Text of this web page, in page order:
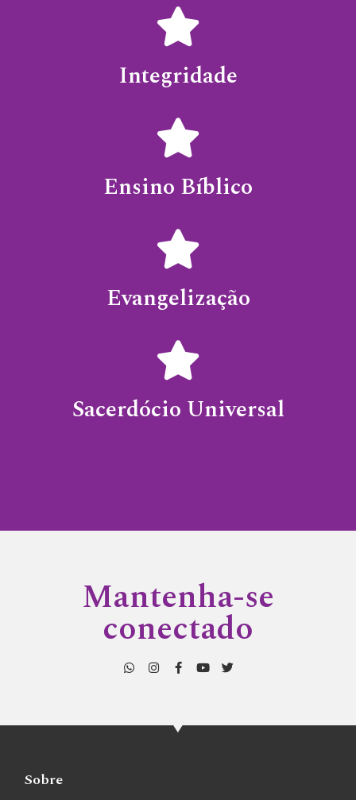
Integridade
Ensino Bíblico
Evangelização
Sacerdócio Universal
Mantenha-se
conectado
Sobre